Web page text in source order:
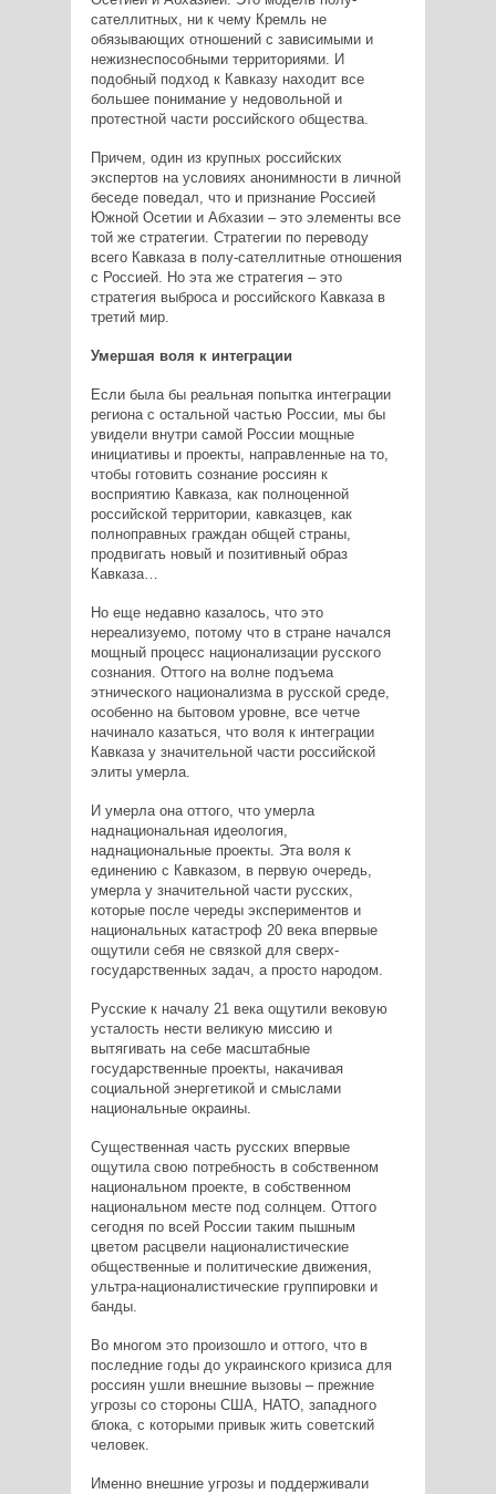
сателлитных, ни к чему Кремль не
обязывающих отношений с зависимыми и
нежизнеспособными территориями. И
подобный подход к Кавказу находит все
большее понимание у недовольной и
протестной части российского общества.
Причем, один из крупных российских
экспертов на условиях анонимности в личной
беседе поведал, что и признание Россией
Южной Осетии и Абхазии – это элементы все
той же стратегии. Стратегии по переводу
всего Кавказа в полу-сателлитные отношения
с Россией. Но эта же стратегия – это
стратегия выброса и российского Кавказа в
третий мир.
Умершая воля к интеграции
Если была бы реальная попытка интеграции
региона с остальной частью России, мы бы
увидели внутри самой России мощные
инициативы и проекты, направленные на то,
чтобы готовить сознание россиян к
восприятию Кавказа, как полноценной
российской территории, кавказцев, как
полноправных граждан общей страны,
продвигать новый и позитивный образ
Кавказа…
Но еще недавно казалось, что это
нереализуемо, потому что в стране начался
мощный процесс национализации русского
сознания. Оттого на волне подъема
этнического национализма в русской среде,
особенно на бытовом уровне, все четче
начинало казаться, что воля к интеграции
Кавказа у значительной части российской
элиты умерла.
И умерла она оттого, что умерла
наднациональная идеология,
наднациональные проекты. Эта воля к
единению с Кавказом, в первую очередь,
умерла у значительной части русских,
которые после череды экспериментов и
национальных катастроф 20 века впервые
ощутили себя не связкой для сверх-
государственных задач, а просто народом.
Русские к началу 21 века ощутили вековую
усталость нести великую миссию и
вытягивать на себе масштабные
государственные проекты, накачивая
социальной энергетикой и смыслами
национальные окраины.
Существенная часть русских впервые
ощутила свою потребность в собственном
национальном проекте, в собственном
национальном месте под солнцем. Оттого
сегодня по всей России таким пышным
цветом расцвели националистические
общественные и политические движения,
ультра-националистические группировки и
банды.
Во многом это произошло и оттого, что в
последние годы до украинского кризиса для
россиян ушли внешние вызовы – прежние
угрозы со стороны США, НАТО, западного
блока, с которыми привык жить советский
человек.
Именно внешние угрозы и поддерживали